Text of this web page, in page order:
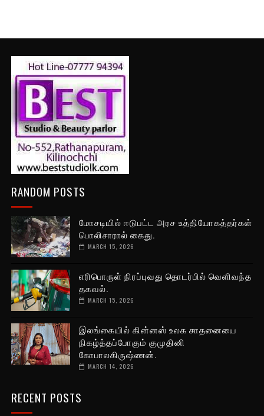
RANDOM POSTS
மோசடியில் ஈடுபட்ட அரச உத்தியோகத்தர்கள்
பொலிசாரால் கைது.
MARCH 15, 2026
எரிபொருள் நிரப்புவது தொடர்பில் வெளிவந்த
தகவல்.
MARCH 15, 2026
இலங்கையில் கின்னஸ் உலக சாதனையை
நிகழ்த்தப்போகும் குமுதினி
கோபாலகிருஷ்ணன்.
MARCH 14, 2026
RECENT POSTS